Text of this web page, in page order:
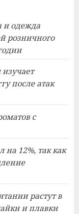
и одежда
розничного
после атак
с
12%, так как
растут в
и плавки